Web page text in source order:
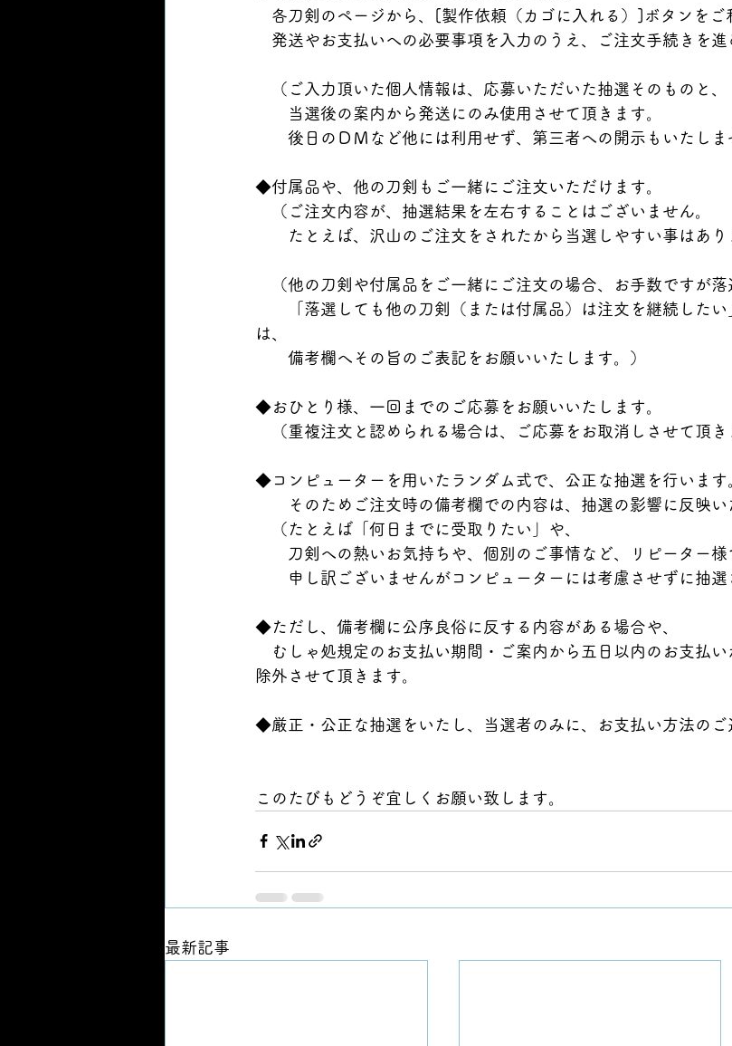
各刀剣のページから、[製作依頼（カゴに入れる）]ボタンをご
発送やお支払いへの必要事項を入力のうえ、ご注文手続きを進
（ご入力頂いた個人情報は、応募いただいた抽選そのものと、
当選後の案内から発送にのみ使用させて頂きます。
後日のＤＭなど他には利用せず、第三者への開示もいたしま
◆付属品や、他の刀剣もご一緒にご注文いただけます。
（ご注文内容が、抽選結果を左右することはございません。
たとえば、沢山のご注文をされたから当選しやすい事はあり
（他の刀剣や付属品をご一緒にご注文の場合、お手数ですが落
「落選しても他の刀剣（または付属品）は注文を継続したい
は、
備考欄へその旨のご表記をお願いいたします。）
◆おひとり様、一回までのご応募をお願いいたします。
（重複注文と認められる場合は、ご応募をお取消しさせて頂き
◆コンピューターを用いたランダム式で、公正な抽選を行います
そのためご注文時の備考欄での内容は、抽選の影響に反映い
（たとえば「何日までに受取りたい」や、
刀剣への熱いお気持ちや、個別のご事情など、リピーター様
申し訳ございませんがコンピューターには考慮させずに抽選
◆ただし、備考欄に公序良俗に反する内容がある場合や、
むしゃ処規定のお支払い期間・ご案内から五日以内のお支払い
除外させて頂きます。
◆厳正・公正な抽選をいたし、当選者のみに、お支払い方法のご
このたびもどうぞ宜しくお願い致します。
最新記事